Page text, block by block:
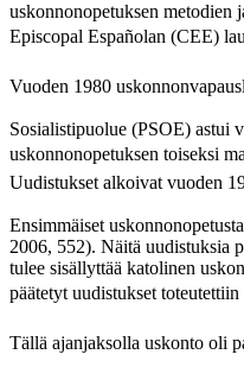
uskonnonopetuksen metodien
Episcopal Españolan (CEE)
Vuoden 1980
Sosialistipuolue (PSOE) astui
uskonnonopetuksen toiseksi
Uudistukset alkoivat vuoden
Ensimmäiset
2006, 552). Näitä uudistuksia
tulee sisällyttää katolinen
päätetyt uudistukset
Tällä ajanjaksolla uskonto oli